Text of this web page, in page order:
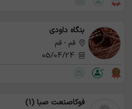
بنگاه داودی
قم - قم
05/04/24
فوکاصنعت صبا (1)